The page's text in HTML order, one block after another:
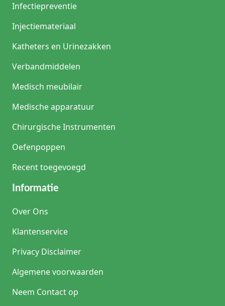
Infectiepreventie
Injectiemateriaal
Katheters en Urinezakken
Verbandmiddelen
Medisch meubilair
Medische apparatuur
Chirurgische Instrumenten
Oefenpoppen
Recent toegevoegd
Informatie
Over Ons
Klantenservice
Privacy Disclaimer
Algemene voorwaarden
Neem Contact op